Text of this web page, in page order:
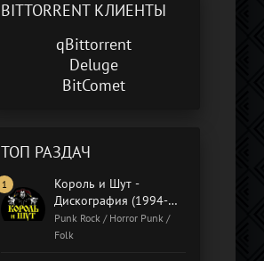
BITTORRENT КЛИЕНТЫ
qBittorrent
Deluge
BitComet
ТОП РАЗДАЧ
Король и Шут -
Дискография (1994-
2018)
Punk Rock / Horror Punk /
Folk